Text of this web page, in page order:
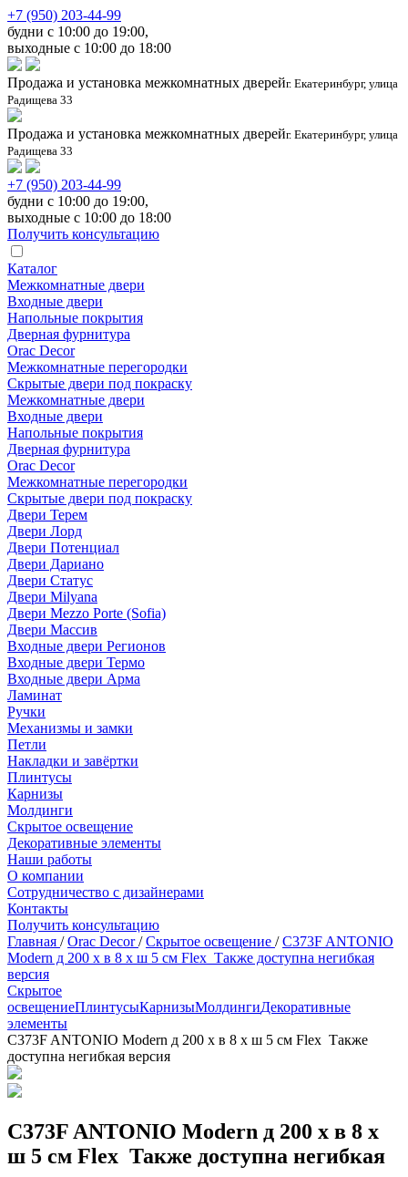
+7 (950) 203-44-99
будни с 10:00 до 19:00,
выходные с 10:00 до 18:00
Продажа и установка межкомнатных дверейг. Екатеринбург, улица
Радищева 33
Продажа и установка межкомнатных дверейг. Екатеринбург, улица
Радищева 33
+7 (950) 203-44-99
будни с 10:00 до 19:00,
выходные с 10:00 до 18:00
Получить консультацию
Каталог
Межкомнатные двери
Входные двери
Напольные покрытия
Дверная фурнитура
Orac Decor
Межкомнатные перегородки
Скрытые двери под покраскy
Межкомнатные двери
Входные двери
Напольные покрытия
Дверная фурнитура
Orac Decor
Межкомнатные перегородки
Скрытые двери под покраскy
Двери Терем
Двери Лорд
Двери Потенциал
Двери Дариано
Двери Статус
Двери Milyana
Двери Mezzo Porte (Sofia)
Двери Массив
Входные двери Регионов
Входные двери Термо
Входные двери Арма
Ламинат
Ручки
Механизмы и замки
Петли
Накладки и завёртки
Плинтусы
Карнизы
Молдинги
Скрытое освещение
Декоративные элементы
Наши работы
О компании
Сотрудничество с дизайнерами
Контакты
Получить консультацию
Главная /Orac Decor /Скрытое освещение /C373F ANTONIO
Modern д 200 x в 8 x ш 5 см Flex ‎ Также доступна негибкая
версия
Скрытое
освещениеПлинтусыКарнизыМолдингиДекоративные
элементы
C373F ANTONIO Modern д 200 x в 8 x ш 5 см Flex ‎ Также
доступна негибкая версия
C373F ANTONIO Modern д 200 x в 8 x
ш 5 см Flex ‎ Также доступна негибкая